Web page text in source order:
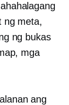
ng meta,
ng bukas
mga
ang